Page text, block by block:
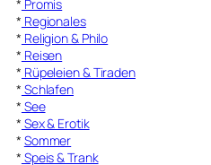
* Promis
* Regionales
* Religion & Philo
* Reisen
* Rüpeleien & Tiraden
* Schlafen
* See
* Sex & Erotik
* Sommer
* Speis & Trank